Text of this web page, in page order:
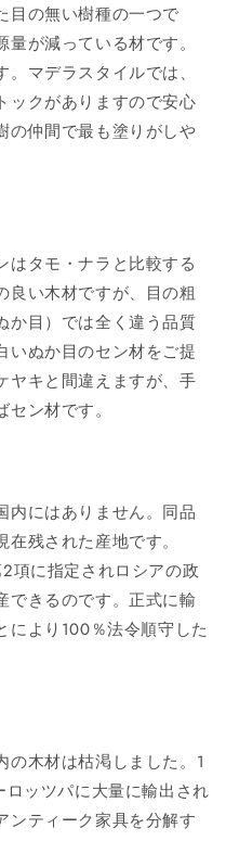
目の無い樹種の一つで
が減っている材です。
マデラスタイルでは、
ックがありますので安心
の仲間で最も塗りがしや
はタモ・ナラと比較する
良い木材ですが、目の粗
か目）では全く違う品質
いぬか目のセン材をご提
ヤキと間違えますが、手
ン材です。
内にはありません。同品
残された産地です。
項に指定されロシアの政
できるのです。正式に輸
により100％法令順守した
の木材は枯渇しました。1
ッツパに大量に輸出され
ンティーク家具を分解す